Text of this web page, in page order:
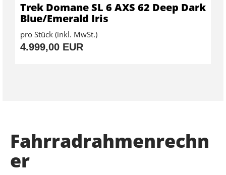
Trek Domane SL 6 AXS 62 Deep Dark
Blue/Emerald Iris
pro Stück (inkl. MwSt.)
4.999,00 EUR
Fahrradrahmenrechn
er